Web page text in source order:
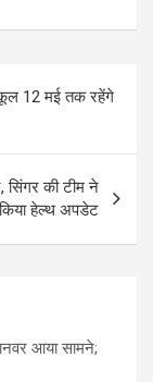
12 मई तक रहेंगे
सिंगर की टीम ने
किया हेल्थ अपडेट
आया सामने;